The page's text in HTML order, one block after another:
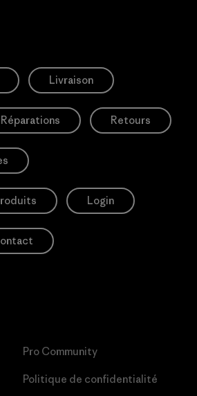
Livraison
Réparations Retours
Login
Pro Community
Politique de confidentialité